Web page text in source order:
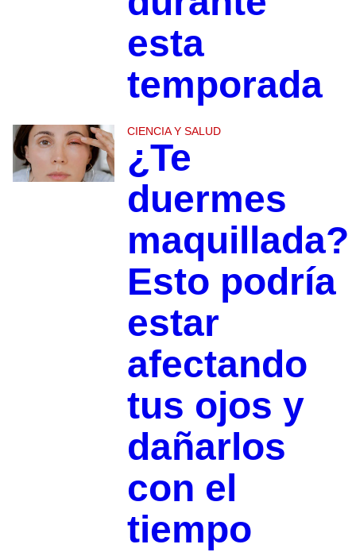
esta
temporada
CIENCIA Y SALUD
¿Te
duermes
maquillada?
Esto podría
estar
afectando
tus ojos y
dañarlos
con el
tiempo